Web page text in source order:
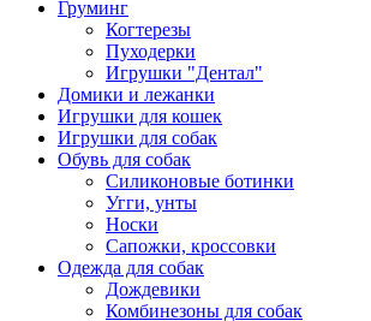
Груминг
Когтерезы
Пуходерки
Игрушки "Дентал"
Домики и лежанки
Игрушки для кошек
Игрушки для собак
Обувь для собак
Силиконовые ботинки
Угги, унты
Носки
Сапожки, кроссовки
Одежда для собак
Дождевики
Комбинезоны для собак